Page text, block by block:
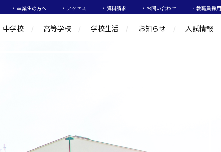
卒業生の方へ アクセス 資料請求 お問い合わせ 教職員採用
中学校 高等学校 学校生活 お知らせ 入試情報